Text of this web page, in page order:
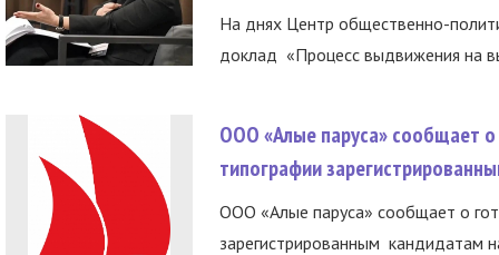
На днях Центр общественно-
доклад «Процесс выдвижения на
ООО «Алые паруса» сообщает о
типографии
ООО «Алые паруса» сообщает о
зарегистрированным кандидатам